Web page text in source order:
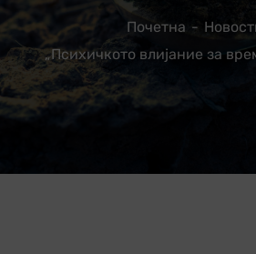
Почетна
„Психичкото влијание за